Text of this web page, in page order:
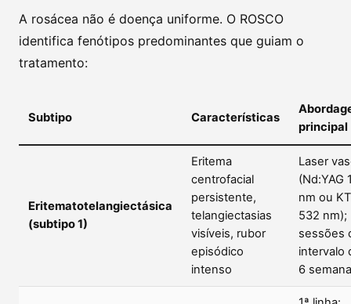
A rosácea não é doença uniforme. O ROSCO
identifica fenótipos predominantes que guiam o
tratamento:
Subtipo Características
principal
Eritematotelangiectásica
(subtipo 1)
Eritema
centrofacial
persistente,
telangiectasias
visíveis, rubor
episódico
intenso
Laser
(Nd:YAG
nm ou
532 nm);
sessões
intervalo
6